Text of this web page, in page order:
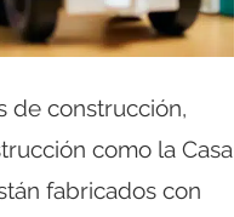
de construcción,
como la Casa
fabricados con